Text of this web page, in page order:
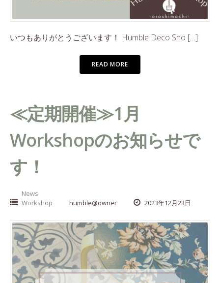
いつもありがとうございます！ Humble Deco Sho […]
READ MORE
≪定期開催≫1月
Workshopのお知らせで
す！
News
Workshop
humble@owner 2023年12月23日